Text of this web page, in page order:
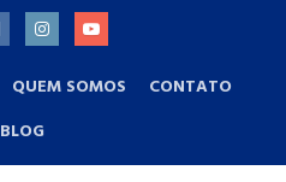
QUEM SOMOS
CONTATO
BLOG